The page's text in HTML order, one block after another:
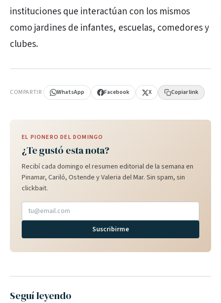
instituciones que interactúan con los mismos
como jardines de infantes, escuelas, comedores y
clubes.
COMPARTIR WhatsApp Facebook X Copiar link
EL PIONERO DEL DOMINGO
¿Te gustó esta nota?
Recibí cada domingo el resumen editorial de la semana en
Pinamar, Cariló, Ostende y Valeria del Mar. Sin spam, sin
clickbait.
Suscribirme
Seguí leyendo